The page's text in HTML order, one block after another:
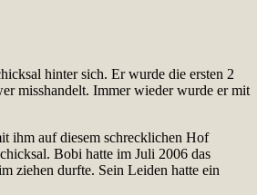
hinter sich. Er wurde die ersten 2
misshandelt. Immer wieder wurde er mit
ihm auf diesem schrecklichen Hof
Bobi hatte im Juli 2006 das
ziehen durfte. Sein Leiden hatte ein